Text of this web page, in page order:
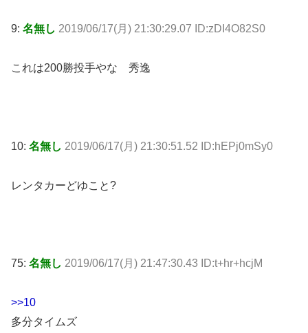
9: 名無し 2019/06/17(月) 21:30:29.07 ID:zDI4O82S0
これは200勝投手やな 秀逸
10: 名無し 2019/06/17(月) 21:30:51.52 ID:hEPj0mSy0
レンタカーどゆこと?
75: 名無し 2019/06/17(月) 21:47:30.43 ID:t+hr+hcjM
>>10
多分タイムズ